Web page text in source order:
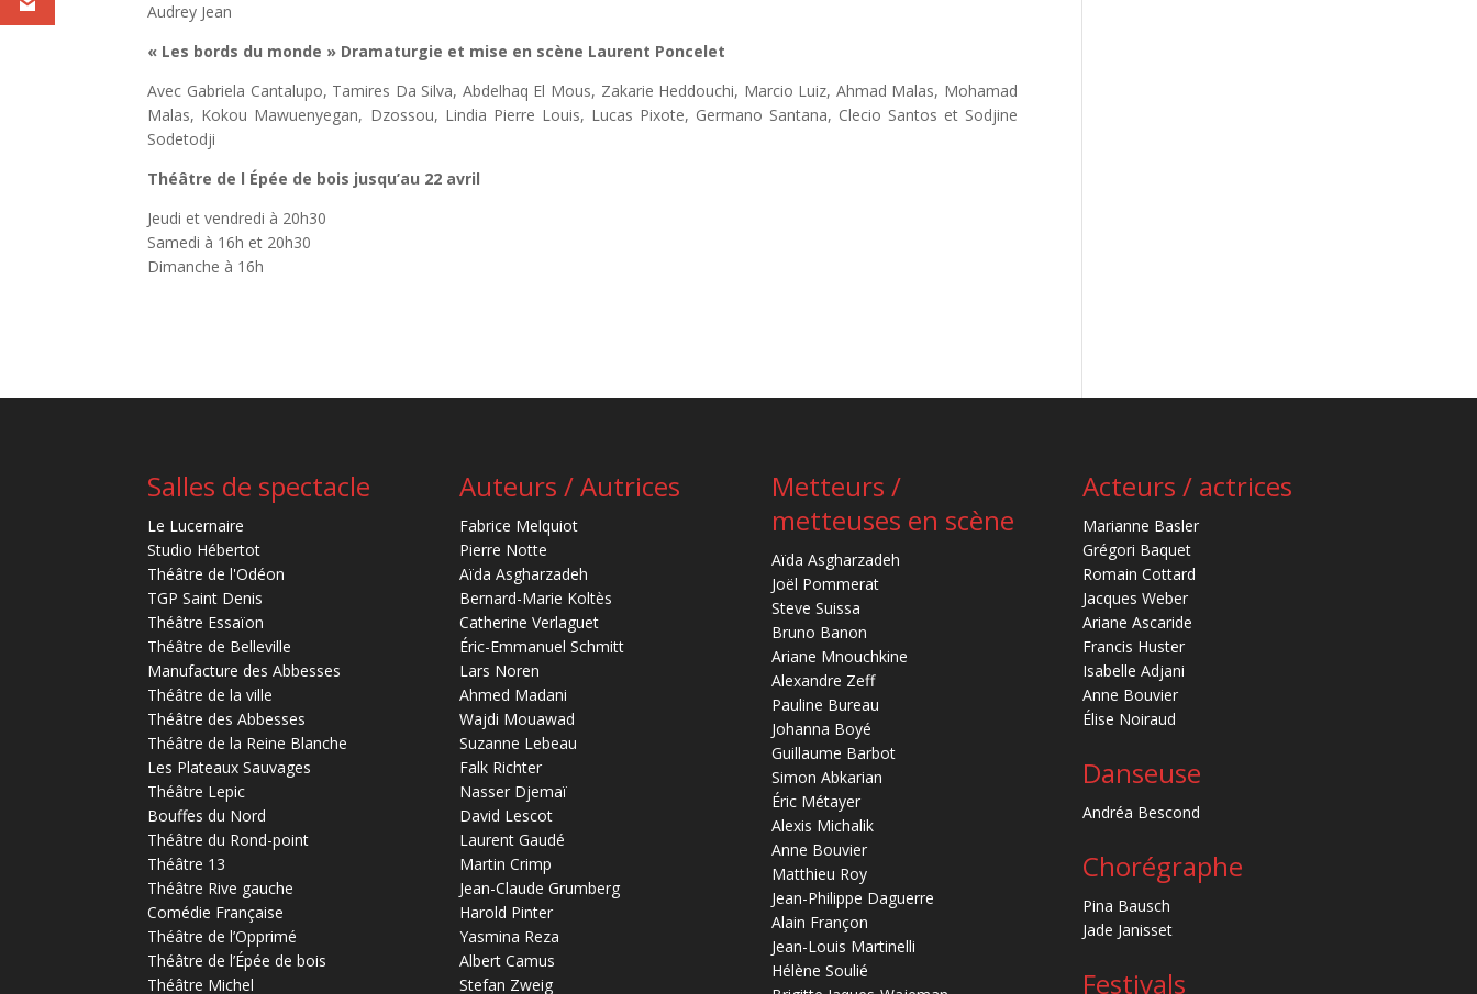
Audrey Jean
« Les bords du monde » Dramaturgie et mise en scène Laurent Poncelet
Avec Gabriela Cantalupo, Tamires Da Silva, Abdelhaq El Mous, Zakarie Heddouchi, Marcio Luiz, Ahmad Malas, Mohamad
Malas, Kokou Mawuenyegan, Dzossou, Lindia Pierre Louis, Lucas Pixote, Germano Santana, Clecio Santos et Sodjine
Sodetodji
Théâtre de l Épée de bois jusqu’au 22 avril
Jeudi et vendredi à 20h30
Samedi à 16h et 20h30
Dimanche à 16h
Salles de spectacle
Le Lucernaire
Studio Hébertot
Théâtre de l'Odéon
TGP Saint Denis
Théâtre Essaïon
Théâtre de Belleville
Manufacture des Abbesses
Théâtre de la ville
Théâtre des Abbesses
Théâtre de la Reine Blanche
Les Plateaux Sauvages
Théâtre Lepic
Bouffes du Nord
Théâtre du Rond-point
Théâtre 13
Théâtre Rive gauche
Comédie Française
Théâtre de l’Opprimé
Théâtre de l’Épée de bois
Théâtre Michel
Auteurs / Autrices
Fabrice Melquiot
Pierre Notte
Aïda Asgharzadeh
Bernard-Marie Koltès
Catherine Verlaguet
Éric-Emmanuel Schmitt
Lars Noren
Ahmed Madani
Wajdi Mouawad
Suzanne Lebeau
Falk Richter
Nasser Djemaï
David Lescot
Laurent Gaudé
Martin Crimp
Jean-Claude Grumberg
Harold Pinter
Yasmina Reza
Albert Camus
Stefan Zweig
Metteurs /
metteuses en scène
Aïda Asgharzadeh
Joël Pommerat
Steve Suissa
Bruno Banon
Ariane Mnouchkine
Alexandre Zeff
Pauline Bureau
Johanna Boyé
Guillaume Barbot
Simon Abkarian
Éric Métayer
Alexis Michalik
Anne Bouvier
Matthieu Roy
Jean-Philippe Daguerre
Alain Françon
Jean-Louis Martinelli
Hélène Soulié
Acteurs / actrices
Marianne Basler
Grégori Baquet
Romain Cottard
Jacques Weber
Ariane Ascaride
Francis Huster
Isabelle Adjani
Anne Bouvier
Élise Noiraud
Danseuse
Andréa Bescond
Chorégraphe
Pina Bausch
Jade Janisset
Festivals